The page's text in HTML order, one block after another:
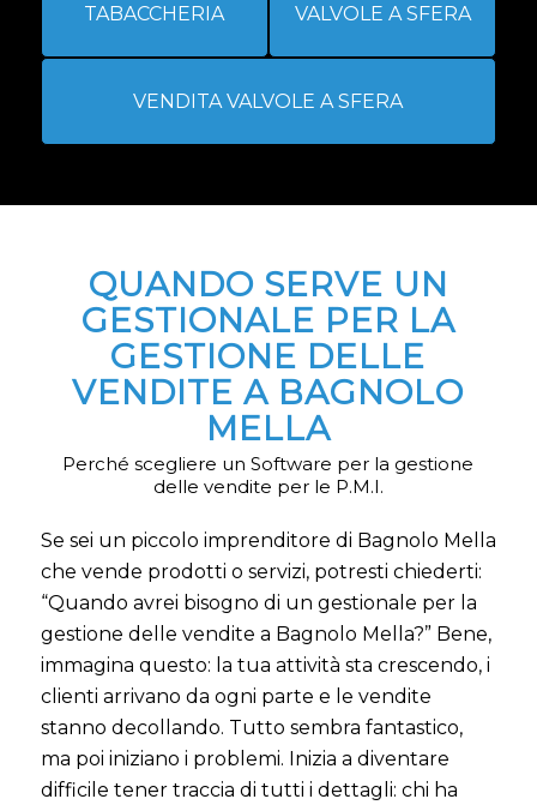
TABACCHERIA VALVOLE A SFERA
VENDITA VALVOLE A SFERA
QUANDO SERVE UN
GESTIONALE PER LA
GESTIONE DELLE
VENDITE A BAGNOLO
MELLA
Perché scegliere un Software per la gestione
delle vendite per le P.M.I.
Se sei un piccolo imprenditore di Bagnolo Mella
che vende prodotti o servizi, potresti chiederti:
“Quando avrei bisogno di un gestionale per la
gestione delle vendite a Bagnolo Mella?” Bene,
immagina questo: la tua attività sta crescendo, i
clienti arrivano da ogni parte e le vendite
stanno decollando. Tutto sembra fantastico,
ma poi iniziano i problemi. Inizia a diventare
difficile tener traccia di tutti i dettagli: chi ha